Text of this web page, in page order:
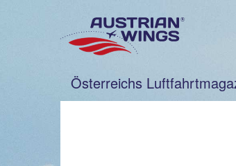
Österreichs